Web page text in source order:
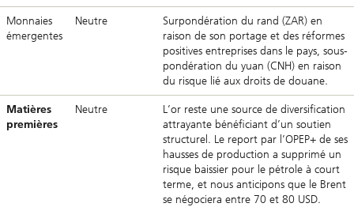
Monnaies
émergentes
Neutre
Surpondération du rand (ZAR) en
raison de son portage et des réformes
positives entreprises dans le pays, sous-
pondération du yuan (CNH) en raison
du risque lié aux droits de douane.
Matières
premières
Neutre
L’or reste une source de diversification
attrayante bénéficiant d’un soutien
structurel. Le report par l’OPEP+ de ses
hausses de production a supprimé un
risque baissier pour le pétrole à court
terme, et nous anticipons que le Brent
se négociera entre 70 et 80 USD.